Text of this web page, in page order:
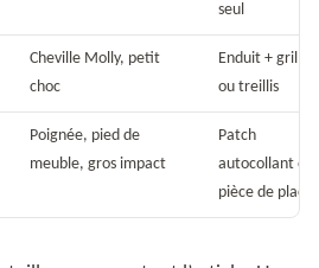
seul
Cheville Molly, petit
choc
Enduit + grille
ou treillis
Poignée, pied de
meuble, gros impact
Patch
autocollant ou
pièce de placo